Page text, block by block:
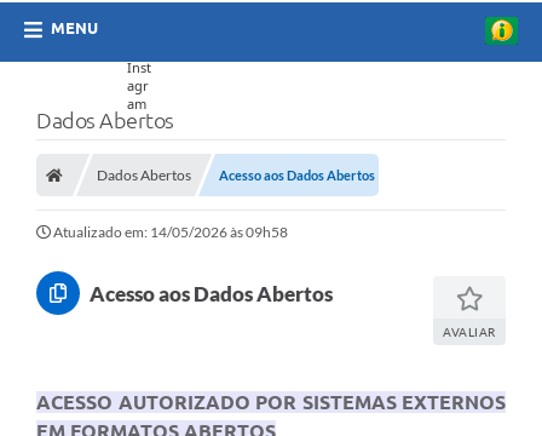
MENU
Dados Abertos
Dados Abertos Acesso aos Dados Abertos
Atualizado em: 14/05/2026 às 09h58
Acesso aos Dados Abertos
AVALIAR
ACESSO AUTORIZADO POR SISTEMAS EXTERNOS
EM FORMATOS ABERTOS